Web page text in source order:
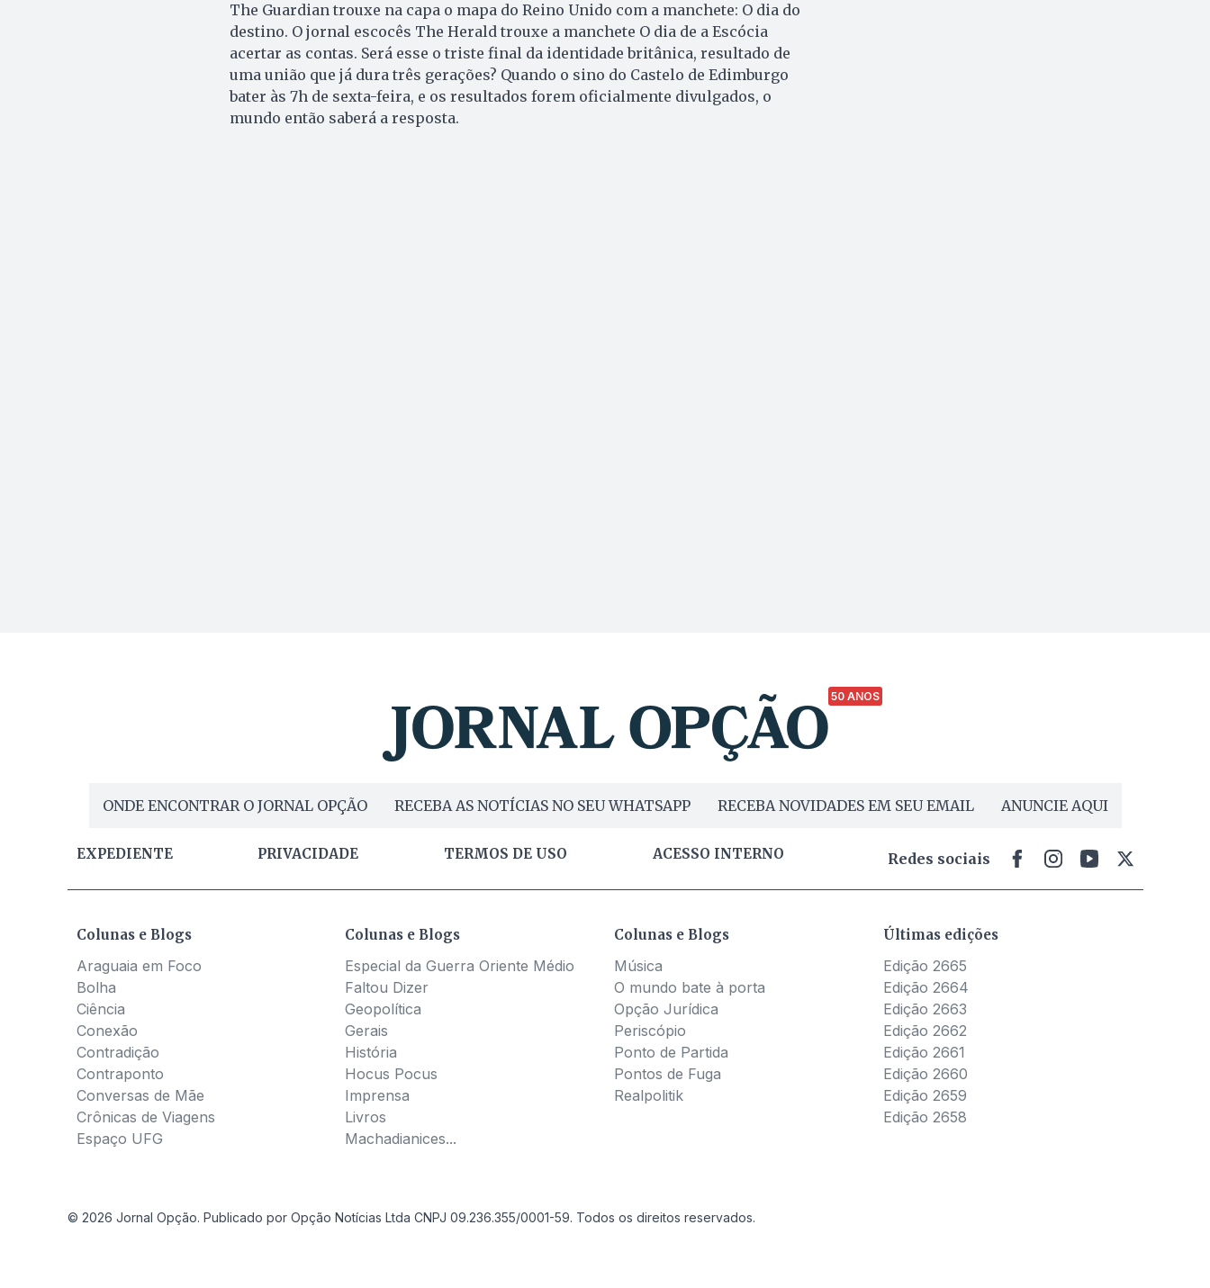
The Guardian trouxe na capa o mapa do Reino Unido com a manchete: O dia do
destino. O jornal escocês The Herald trouxe a manchete O dia de a Escócia
acertar as contas. Será esse o triste final da identidade britânica, resultado de
uma união que já dura três gerações? Quando o sino do Castelo de Edimburgo
bater às 7h de sexta-feira, e os resultados forem oficialmente divulgados, o
mundo então saberá a resposta.
50 ANOS
ONDE ENCONTRAR O JORNAL OPÇÃO RECEBA AS NOTÍCIAS NO SEU WHATSAPP RECEBA NOVIDADES EM SEU EMAIL ANUNCIE AQUI
EXPEDIENTE PRIVACIDADE TERMOS DE USO ACESSO INTERNO Redes sociais
Colunas e Blogs
Araguaia em Foco
Bolha
Ciência
Conexão
Contradição
Contraponto
Conversas de Mãe
Crônicas de Viagens
Espaço UFG
Colunas e Blogs
Especial da Guerra Oriente Médio
Faltou Dizer
Geopolítica
Gerais
História
Hocus Pocus
Imprensa
Livros
Machadianices...
Colunas e Blogs
Música
O mundo bate à porta
Opção Jurídica
Periscópio
Ponto de Partida
Pontos de Fuga
Realpolitik
Últimas edições
Edição 2665
Edição 2664
Edição 2663
Edição 2662
Edição 2661
Edição 2660
Edição 2659
Edição 2658
© 2026 Jornal Opção. Publicado por Opção Notícias Ltda CNPJ 09.236.355/0001-59. Todos os direitos reservados.